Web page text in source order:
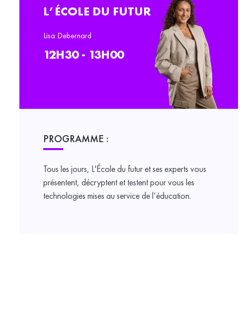
L’ÉCOLE DU FUTUR
Lisa Debernard
12H30 - 13H00
PROGRAMME :
Tous les jours, L'École du futur et ses experts vous
présentent, décryptent et testent pour vous les
technologies mises au service de l’éducation.